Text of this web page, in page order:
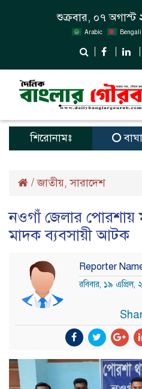
শুক্রবার, ০৭
Arabic Bengali
শিরোনামঃ বাঘার
/জাতীয়,সারাদেশ
নওগাঁ জেলার পোরশায়
মাদক ব্যবসায়ী আটক
Reporter
রবিবার, ১৯ এপ্রিল,